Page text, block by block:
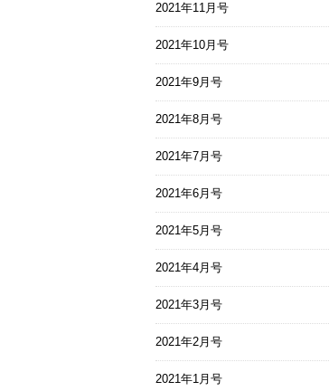
2021年11月号
2021年10月号
2021年9月号
2021年8月号
2021年7月号
2021年6月号
2021年5月号
2021年4月号
2021年3月号
2021年2月号
2021年1月号